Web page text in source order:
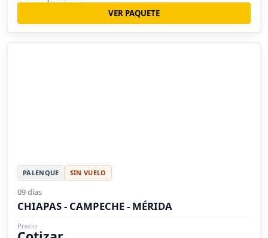
VER PAQUETE
PALENQUE SIN VUELO
09 días
CHIAPAS - CAMPECHE - MÉRIDA
Precio